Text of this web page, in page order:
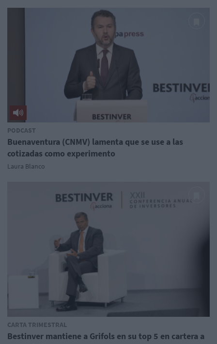
PODCAST
Buenaventura (CNMV) lamenta que se use a las
cotizadas como experimento
Laura Blanco
CARTA TRIMESTRAL
Bestinver mantiene a Grifols en su top 5 en cartera a